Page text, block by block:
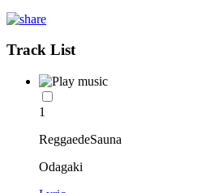
Track List
1
ReggaedeSauna
Odagaki